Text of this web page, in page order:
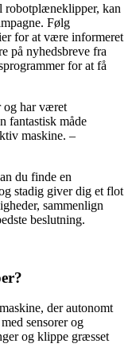
robotplæneklipper, kan
Følg
for at være informeret
på nyhedsbreve fra
for at få
og har været
fantastisk måde
maskine. –
du finde en
stadig giver dig et flot
sammenlign
beslutning.
der autonomt
sensorer og
og klippe græsset